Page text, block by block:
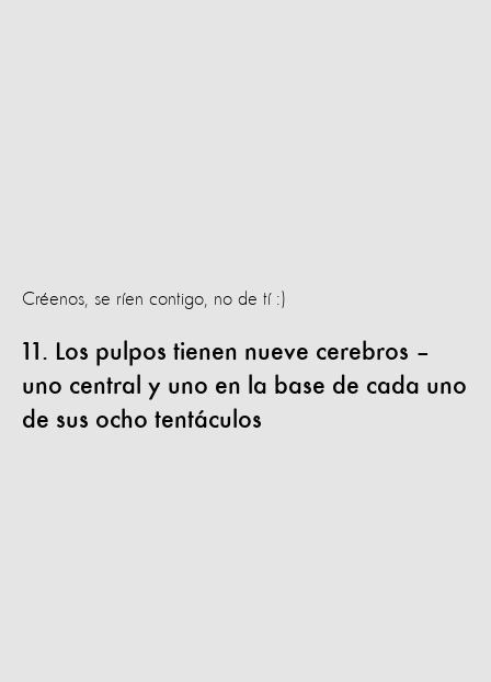
Créenos, se ríen contigo, no de tí :)
11. Los pulpos tienen nueve cerebros –
uno central y uno en la base de cada uno
de sus ocho tentáculos